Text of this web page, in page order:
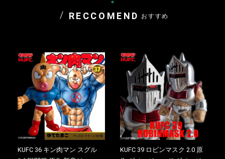
RECCOMEND おすすめ
KUFC 36 キン肉マン スグル
KUFC 39 ロビンマスク 2.0 原